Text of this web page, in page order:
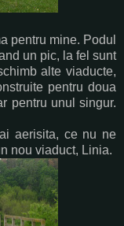
pentru mine. Podul
un pic, la fel sunt
alte viaducte,
pentru doua
pentru unul singur.
aerisita, ce nu ne
nou viaduct, Linia.